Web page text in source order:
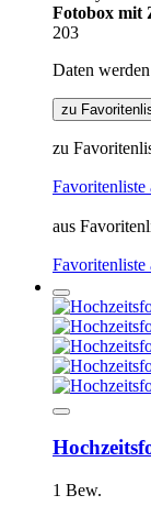
Fotobox mit
203
Daten
zu
zu
Favoritenliste
aus
Favoritenliste
1 Bew.